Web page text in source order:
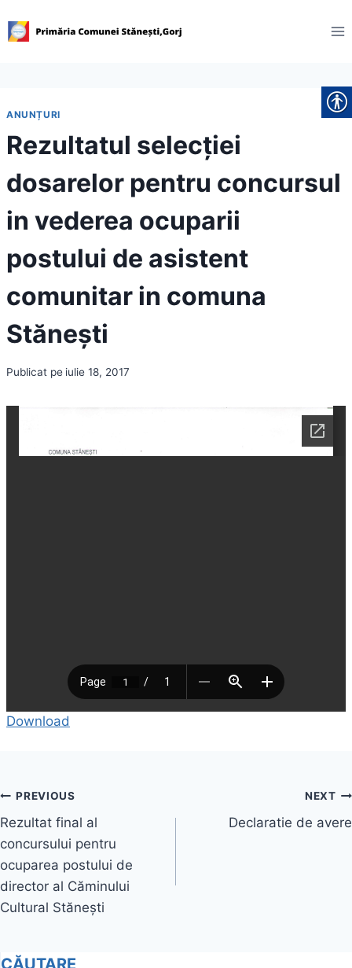
to
ANUNȚURI
Rezultatul selecției
dosarelor pentru concursul
in vederea ocuparii
postului de asistent
comunitar in comuna
Stănești
Publicat pe iulie 18, 2017
Download
Navigare
în
articole
PREVIOUS
Rezultat final al
concursului pentru
ocuparea postului de
director al Căminului
Cultural Stănești
NEXT
Declaratie de avere
CĂUTARE